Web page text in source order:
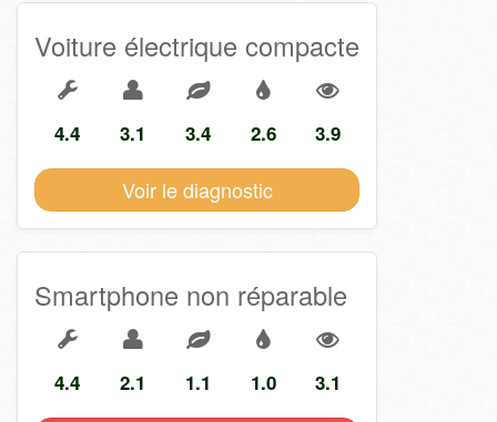
Voiture électrique compacte
4.4 3.1 3.4 2.6 3.9
Voir le diagnostic
Smartphone non réparable
4.4 2.1 1.1 1.0 3.1